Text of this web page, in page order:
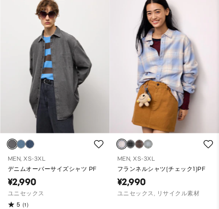
MEN, XS-3XL
デニムオーバーサイズシャツ PF
¥2,990
ユニセックス
5 (1)
MEN, XS-3XL
フランネルシャツ(チェック1)PF
¥2,990
ユニセックス, リサイクル素材